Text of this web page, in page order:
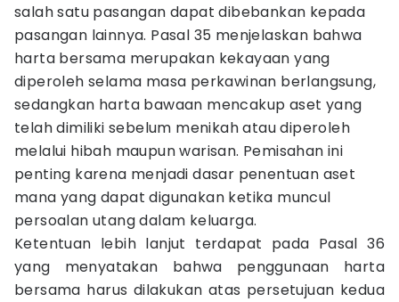
salah satu pasangan dapat dibebankan kepada
pasangan lainnya. Pasal 35 menjelaskan bahwa
harta bersama merupakan kekayaan yang
diperoleh selama masa perkawinan berlangsung,
sedangkan harta bawaan mencakup aset yang
telah dimiliki sebelum menikah atau diperoleh
melalui hibah maupun warisan. Pemisahan ini
penting karena menjadi dasar penentuan aset
mana yang dapat digunakan ketika muncul
persoalan utang dalam keluarga.
Ketentuan lebih lanjut terdapat pada Pasal 36
yang menyatakan bahwa penggunaan harta
bersama harus dilakukan atas persetujuan kedua